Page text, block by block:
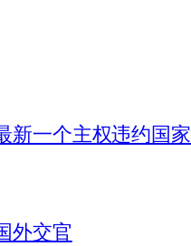
新一个主权违约国家
外交官